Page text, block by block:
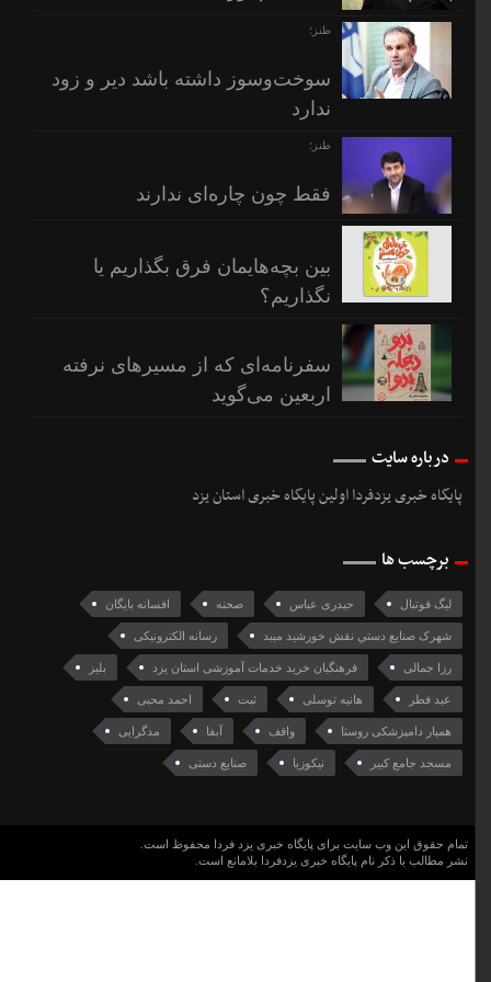
طنز؛
سوخت‌وسوز داشته باشد دیر و زود
ندارد
طنز؛
فقط چون چاره‌ای ندارند
بین بچه‌هایمان فرق بگذاریم یا
نگذاریم؟
سفرنامه‌ای که از مسیرهای نرفته
اربعین می‌گوید
درباره سایت
پایگاه خبری یزدفردا اولین پایگاه خبری استان یزد
برچسب ها
لیگ فوتبال حیدری عباس صحنه افسانه بایگان
شهرک صنايع دستي نقش خورشيد ميبد رسانه الکترونیکی
رزا جمالی فرهنگیان خرید خدمات آموزشی استان یزد بلیز
عید فطر هانیه توسلی ثبت احمد محبی
همیار دامپزشکی روستا واقف آبفا مدگرایی
مسجد جامع کبیر نیکوزیا صنایع دستی
تمام حقوق این وب سایت برای پایگاه خبری یزد فردا محفوظ است.
نشر مطالب با ذکر نام پایگاه خبری یزدفردا بلامانع است.